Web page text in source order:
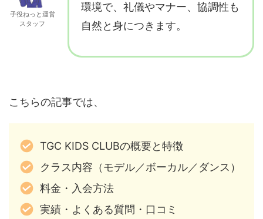
子役ねっと運営
スタッフ
環境で、礼儀やマナー、協調性も
自然と身につきます。
こちらの記事では、
TGC KIDS CLUBの概要と特徴
クラス内容（モデル／ボーカル／ダンス）
料金・入会方法
実績・よくある質問・口コミ